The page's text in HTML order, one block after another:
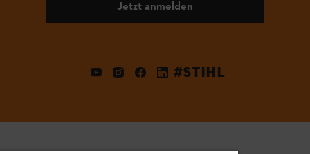
Jetzt anmelden
#STIHL